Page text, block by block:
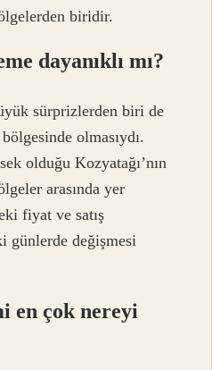
biridir.
dayanıklı mı?
sürprizlerden biri de
olmasıydı.
olduğu Kozyatağı’nın
arasında yer
fiyat ve satış
günlerde değişmesi
en çok nereyi